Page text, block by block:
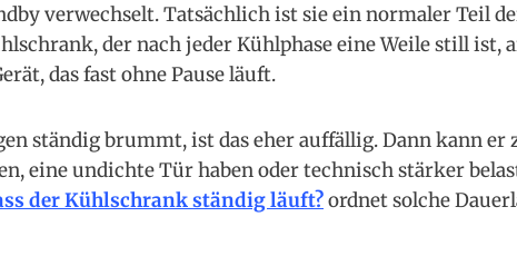
verwechselt. Tatsächlich ist sie ein normaler Teil
der nach jeder Kühlphase eine Weile still ist,
das fast ohne Pause läuft.
ständig brummt, ist das eher auffällig. Dann kann er
eine undichte Tür haben oder technisch stärker
der Kühlschrank ständig läuft?ordnet solche